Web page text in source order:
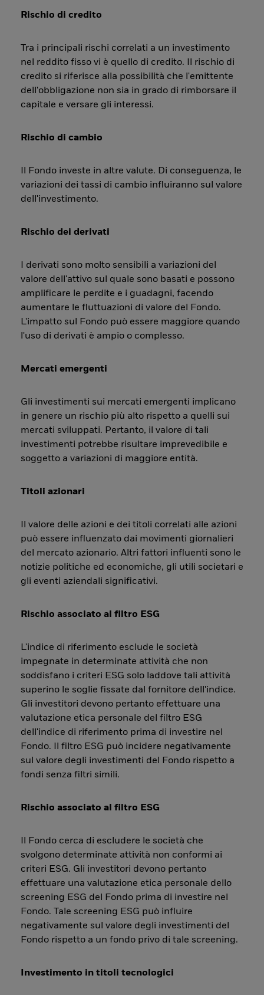
Rischio di credito
Tra i principali rischi correlati a un investimento
nel reddito fisso vi è quello di credito. Il rischio di
credito si riferisce alla possibilità che l'emittente
dell'obbligazione non sia in grado di rimborsare il
capitale e versare gli interessi.
Rischio di cambio
Il Fondo investe in altre valute. Di conseguenza, le
variazioni dei tassi di cambio influiranno sul valore
dell'investimento.
Rischio dei derivati
I derivati sono molto sensibili a variazioni del
valore dell'attivo sul quale sono basati e possono
amplificare le perdite e i guadagni, facendo
aumentare le fluttuazioni di valore del Fondo.
L'impatto sul Fondo può essere maggiore quando
l'uso di derivati è ampio o complesso.
Mercati emergenti
Gli investimenti sui mercati emergenti implicano
in genere un rischio più alto rispetto a quelli sui
mercati sviluppati. Pertanto, il valore di tali
investimenti potrebbe risultare imprevedibile e
soggetto a variazioni di maggiore entità.
Titoli azionari
Il valore delle azioni e dei titoli correlati alle azioni
può essere influenzato dai movimenti giornalieri
del mercato azionario. Altri fattori influenti sono le
notizie politiche ed economiche, gli utili societari e
gli eventi aziendali significativi.
Rischio associato al filtro ESG
L'indice di riferimento esclude le società
impegnate in determinate attività che non
soddisfano i criteri ESG solo laddove tali attività
superino le soglie fissate dal fornitore dell'indice.
Gli investitori devono pertanto effettuare una
valutazione etica personale del filtro ESG
dell'indice di riferimento prima di investire nel
Fondo. Il filtro ESG può incidere negativamente
sul valore degli investimenti del Fondo rispetto a
fondi senza filtri simili.
Rischio associato al filtro ESG
Il Fondo cerca di escludere le società che
svolgono determinate attività non conformi ai
criteri ESG. Gli investitori devono pertanto
effettuare una valutazione etica personale dello
screening ESG del Fondo prima di investire nel
Fondo. Tale screening ESG può influire
negativamente sul valore degli investimenti del
Fondo rispetto a un fondo privo di tale screening.
Investimento in titoli tecnologici